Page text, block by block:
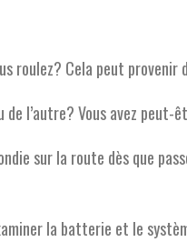
roulez? Cela peut
l’autre? Vous avez
sur la route dès que
la batterie et le